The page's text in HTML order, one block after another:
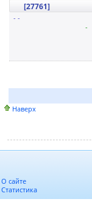
[27761]
- -
-
Наверх
О сайте
Статистика